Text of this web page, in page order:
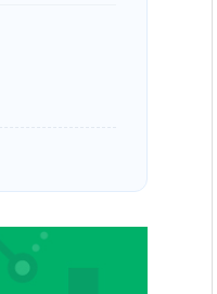
점 드론으로 우크라 민간인 '
시] 지수 하락 속 'DGC' 임시
제' 다이먼 "금융시장 레버리지
색공장서 화재 1명 중상…대응